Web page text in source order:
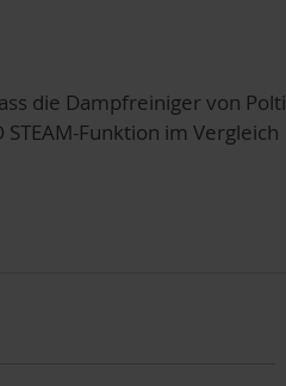
die Dampfreiniger von Polti
Funktion im Vergleich